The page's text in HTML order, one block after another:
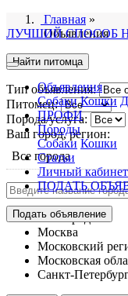
ЛУЧШИЙ СПОСОБ
Объявления
Собаки Кошки
ПРОФИ
Породы
Собаки Кошки
Статьи
Личный кабинет
ПОДАТЬ
Подать объявление
Главная »
Объявления
Найти питомца
Тип объявления:
Питомец:
Порода/услуга:
Ваш город, регион:
Все города
Все города
Москва
Московский
Московская
Санкт-